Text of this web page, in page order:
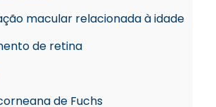
macular relacionada à idade
de retina
de Fuchs